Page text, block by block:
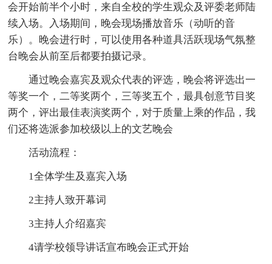
会开始前半个小时，来自全校的学生观众及评委老师陆
续入场。入场期间，晚会现场播放音乐（动听的音
乐）。晚会进行时，可以使用各种道具活跃现场气氛整
台晚会从前至后都要拍摄记录。
通过晚会嘉宾及观众代表的评选，晚会将评选出一
等奖一个，二等奖两个，三等奖五个，最具创意节目奖
两个，评出最佳表演奖两个，对于质量上乘的作品，我
们还将选派参加校级以上的文艺晚会
活动流程：
1全体学生及嘉宾入场
2主持人致开幕词
3主持人介绍嘉宾
4请学校领导讲话宣布晚会正式开始